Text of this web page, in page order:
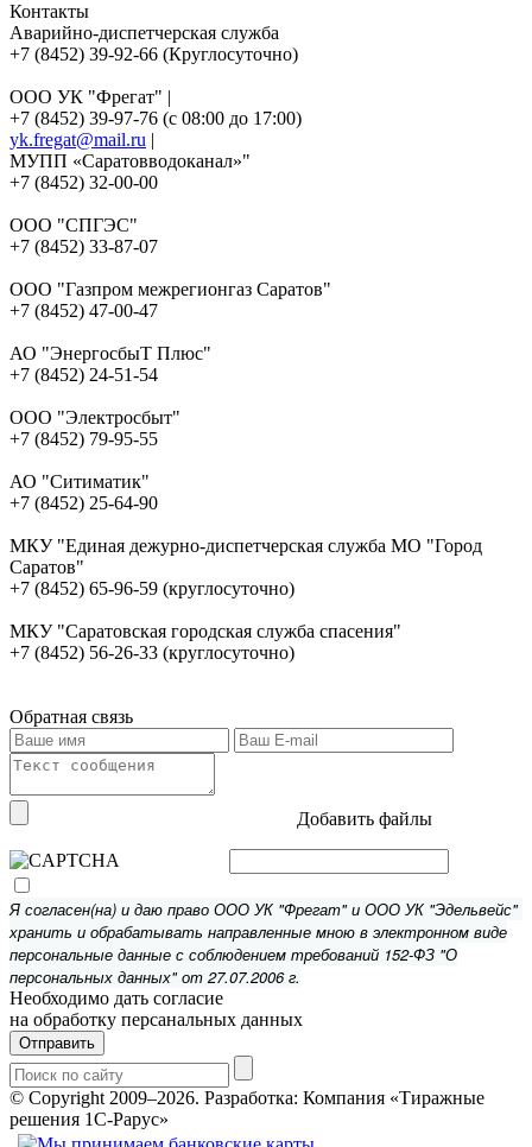
Контакты
Аварийно-диспетчерская служба
+7 (8452) 39-92-66 (Круглосуточно)
ООО УК "Фрегат" |
+7 (8452) 39-97-76 (с 08:00 до 17:00)
yk.fregat@mail.ru |
МУПП «Саратовводоканал»"
+7 (8452) 32-00-00
ООО "СПГЭС"
+7 (8452) 33-87-07
ООО "Газпром межрегионгаз Саратов"
+7 (8452) 47-00-47
АО "ЭнергосбыТ Плюс"
+7 (8452) 24-51-54
ООО "Электросбыт"
+7 (8452) 79-95-55
АО "Ситиматик"
+7 (8452) 25-64-90
МКУ "Единая дежурно-диспетчерская служба МО "Город
Саратов"
+7 (8452) 65-96-59 (круглосуточно)
МКУ "Саратовская городская служба спасения"
+7 (8452) 56-26-33 (круглосуточно)
Обратная связь
Добавить файлы
Я согласен(на) и даю право ООО УК "Фрегат" и ООО УК "Эдельвейс"
хранить и обрабатывать направленные мною в электронном виде
персональные данные с соблюдением требований 152-ФЗ "О
персональных данных" от 27.07.2006 г.
Необходимо дать согласие
на обработку персанальных данных
Отправить
© Copyright 2009–2026. Разработка: Компания «Тиражные
решения 1С-Рарус»